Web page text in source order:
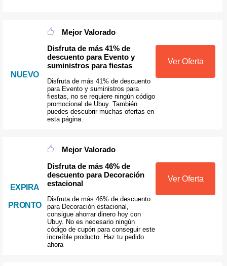
NUEVO
Mejor Valorado
Disfruta de más 41% de
descuento para Evento y
suministros para fiestas
Disfruta de más 41% de descuento
para Evento y suministros para
fiestas, no se requiere ningún código
promocional de Ubuy. También
puedes descubrir muchas ofertas en
esta página.
Ver Oferta
EXPIRA
PRONTO
Mejor Valorado
Disfruta de más 46% de
descuento para Decoración
estacional
Disfruta de más 46% de descuento
para Decoración estacional,
consigue ahorrar dinero hoy con
Ubuy. No es necesario ningún
código de cupón para conseguir este
increíble producto. Haz tu pedido
ahora
Ver Oferta